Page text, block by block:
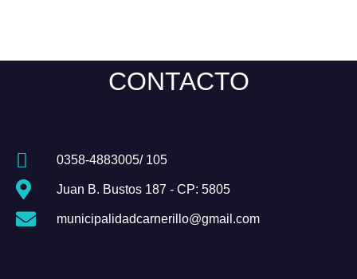
CONTACTO
0358-4883005/ 105
Juan B. Bustos 187 - CP: 5805
municipalidadcarnerillo@gmail.com